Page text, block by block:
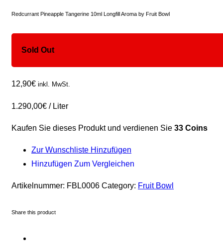
Redcurrant Pineapple Tangerine 10ml Longfill Aroma by Fruit Bowl
Sold Out
12,90€ inkl. MwSt.
1.290,00€ / Liter
Kaufen Sie dieses Produkt und verdienen Sie 33 Coins
Zur Wunschliste Hinzufügen
Hinzufügen Zum Vergleichen
Artikelnummer: FBL0006 Category: Fruit Bowl
Share this product